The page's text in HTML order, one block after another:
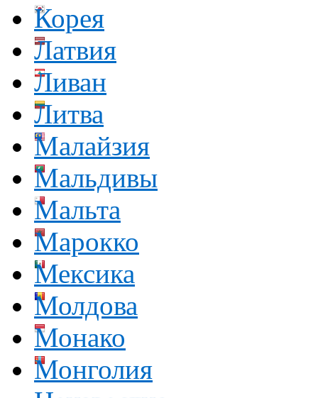
Корея
Латвия
Ливан
Литва
Малайзия
Мальдивы
Мальта
Марокко
Мексика
Молдова
Монако
Монголия